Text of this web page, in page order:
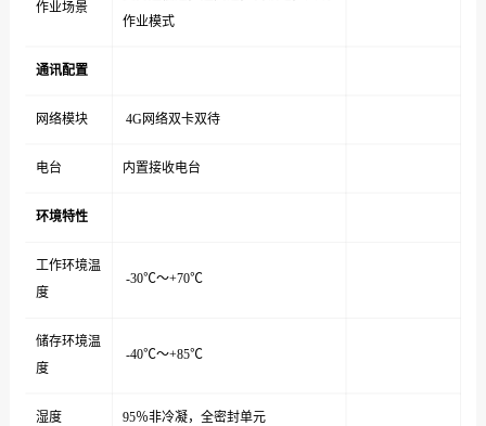
作业场景
作业模式
通讯配置
网络模块 4G网络双卡双待
电台 内置接收电台
环境特性
工作环境温
度
-30℃～+70℃
储存环境温
度
-40℃～+85℃
湿度 95％非冷凝，全密封单元